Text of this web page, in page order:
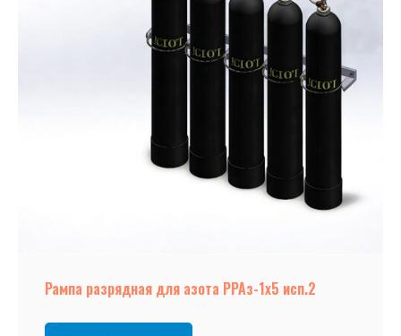
Рампа разрядная для азота РРАз-1х5 исп.2